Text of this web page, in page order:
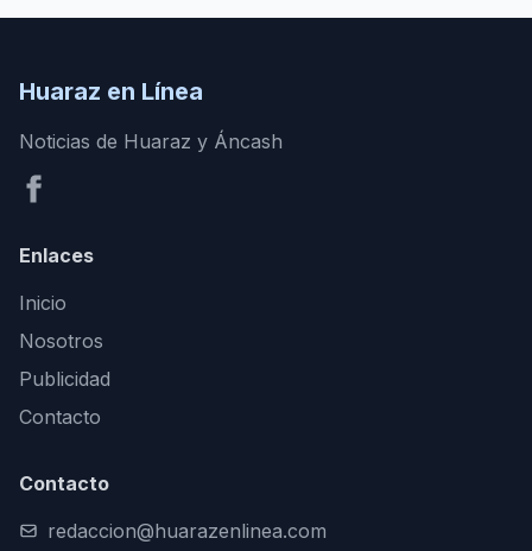
Huaraz en Línea
Noticias de Huaraz y Áncash
Enlaces
Inicio
Nosotros
Publicidad
Contacto
Contacto
redaccion@huarazenlinea.com